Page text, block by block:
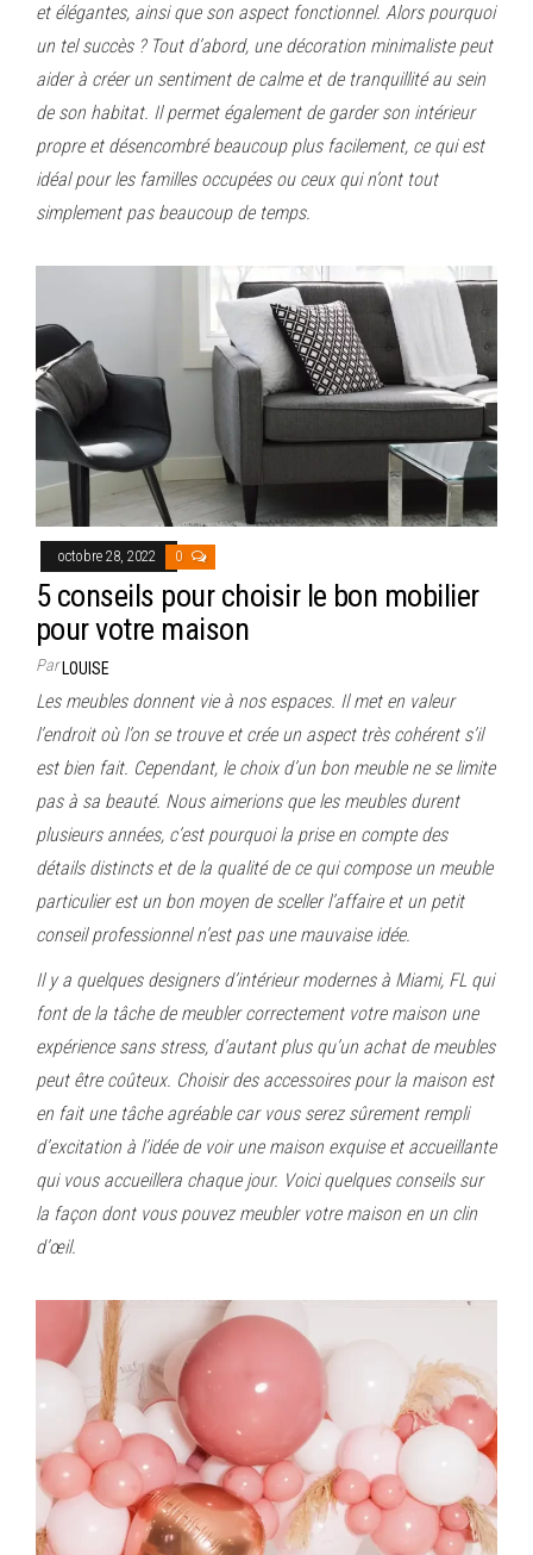
et élégantes, ainsi que son aspect fonctionnel. Alors pourquoi
un tel succès ? Tout d’abord, une décoration minimaliste peut
aider à créer un sentiment de calme et de tranquillité au sein
de son habitat. Il permet également de garder son intérieur
propre et désencombré beaucoup plus facilement, ce qui est
idéal pour les familles occupées ou ceux qui n’ont tout
simplement pas beaucoup de temps.
octobre 28, 2022 0
5 conseils pour choisir le bon mobilier
pour votre maison
ParLOUISE
Les meubles donnent vie à nos espaces. Il met en valeur
l’endroit où l’on se trouve et crée un aspect très cohérent s’il
est bien fait. Cependant, le choix d’un bon meuble ne se limite
pas à sa beauté. Nous aimerions que les meubles durent
plusieurs années, c’est pourquoi la prise en compte des
détails distincts et de la qualité de ce qui compose un meuble
particulier est un bon moyen de sceller l’affaire et un petit
conseil professionnel n’est pas une mauvaise idée.
Il y a quelques designers d’intérieur modernes à Miami, FL qui
font de la tâche de meubler correctement votre maison une
expérience sans stress, d’autant plus qu’un achat de meubles
peut être coûteux. Choisir des accessoires pour la maison est
en fait une tâche agréable car vous serez sûrement rempli
d’excitation à l’idée de voir une maison exquise et accueillante
qui vous accueillera chaque jour. Voici quelques conseils sur
la façon dont vous pouvez meubler votre maison en un clin
d’œil.